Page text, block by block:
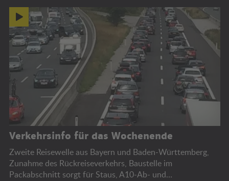
Verkehrsinfo für das Wochenende
Zweite Reisewelle aus Bayern und Baden-Württemberg,
Zunahme des Rückreiseverkehrs, Baustelle im
Packabschnitt sorgt für Staus, A10-Ab- und